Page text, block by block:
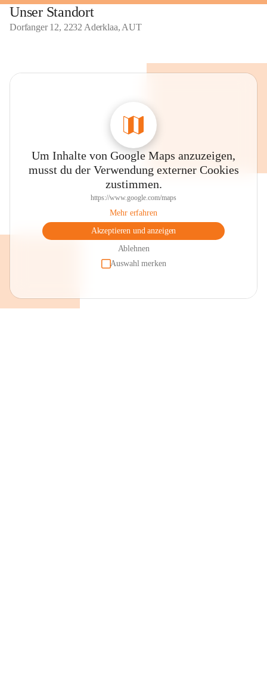
Unser Standort
Dorfanger 12, 2232 Aderklaa, AUT
Um Inhalte von Google Maps anzuzeigen,
musst du der Verwendung externer Cookies
zustimmen.
https://www.google.com/maps
Mehr erfahren
Akzeptieren und anzeigen
Ablehnen
Auswahl merken